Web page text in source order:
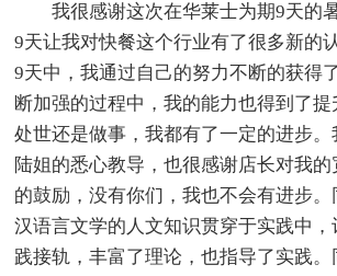
我很感谢这次在华莱士为期9天的
9天让我对快餐这个行业有了很多新的
9天中，我通过自己的努力不断的获得
断加强的过程中，我的能力也得到了提
处世还是做事，我都有了一定的进步。
陆姐的悉心教导，也很感谢店长对我
的鼓励，没有你们，我也不会有进步。
汉语言文学的人文知识贯穿于实践中
践接轨，丰富了理论，也指导了实践。